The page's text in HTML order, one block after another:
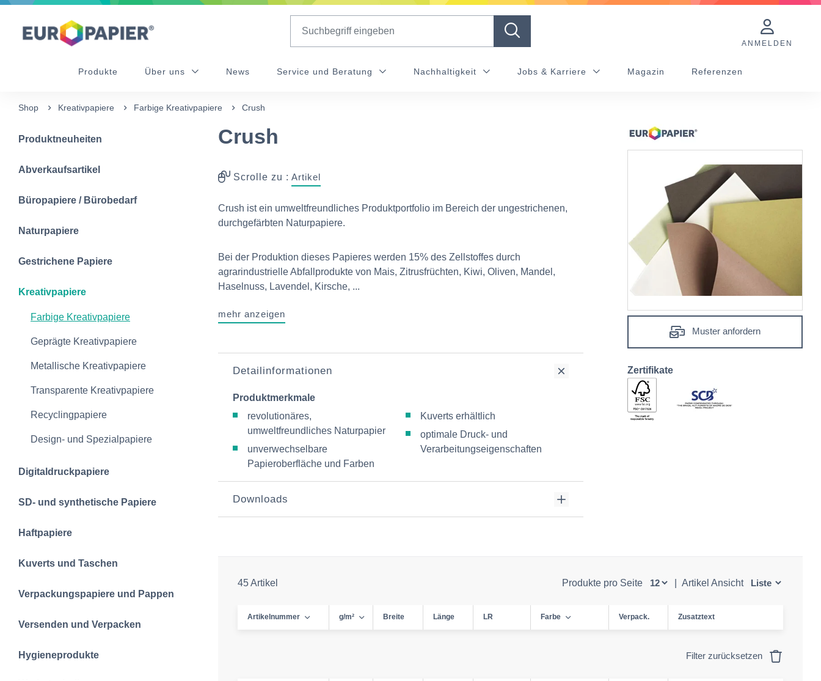
Table Of Content
Ergänzende Produkte
Diese Produkte könnten Sie auch interessieren
ANMELDEN
Produkte Über uns News Service und Beratung Nachhaltigkeit Jobs & Karriere Magazin Referenzen
Shop Kreativpapiere Farbige Kreativpapiere Crush
Produktneuheiten
Abverkaufsartikel
Büropapiere / Bürobedarf
Naturpapiere
Gestrichene Papiere
Kreativpapiere
Farbige Kreativpapiere
Geprägte Kreativpapiere
Metallische Kreativpapiere
Transparente Kreativpapiere
Recyclingpapiere
Design- und Spezialpapiere
Digitaldruckpapiere
SD- und synthetische Papiere
Haftpapiere
Kuverts und Taschen
Verpackungspapiere und Pappen
Versenden und Verpacken
Hygieneprodukte
Crush
Scrolle zu : Artikel
Crush ist ein umweltfreundliches Produktportfolio im Bereich der ungestrichenen,
durchgefärbten Naturpapiere.
Bei der Produktion dieses Papieres werden 15% des Zellstoffes durch
agrarindustrielle Abfallprodukte von Mais, Zitrusfrüchten, Kiwi, Oliven, Mandel,
Haselnuss, Lavendel, Kirsche, ...
mehr anzeigen
Detailinformationen
Produktmerkmale
revolutionäres,
umweltfreundliches Naturpapier
unverwechselbare
Papieroberfläche und Farben
Kuverts erhältlich
optimale Druck- und
Verarbeitungseigenschaften
Downloads
Muster anfordern
Zertifikate
45 Artikel Produkte pro Seite Artikel Ansicht
Artikelnummer g/m² Breite Länge LR Farbe Verpack. Zusatztext
Filter zurücksetzen